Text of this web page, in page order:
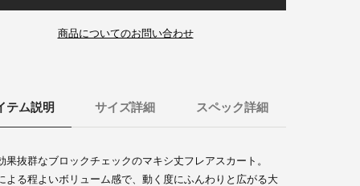
商品についてのお問い合わせ
テム説明 サイズ詳細 スペック詳細
果抜群なブロックチェックのマキシ丈フレアスカート。
よる程よいボリューム感で、動く度にふんわりと広がる大